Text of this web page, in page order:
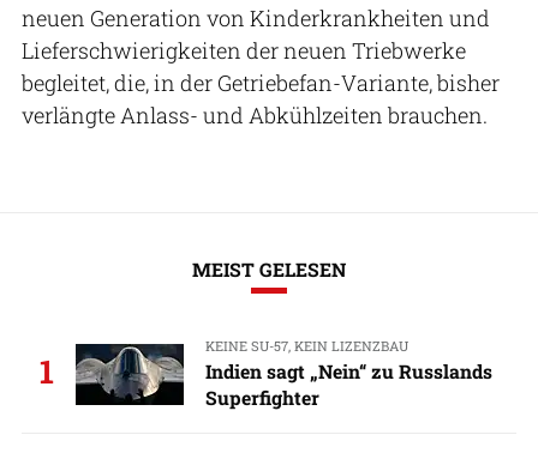
neuen Generation von Kinderkrankheiten und
Lieferschwierigkeiten der neuen Triebwerke
begleitet, die, in der Getriebefan-Variante, bisher
verlängte Anlass- und Abkühlzeiten brauchen.
MEIST GELESEN
1
KEINE SU-57, KEIN LIZENZBAU
Indien sagt „Nein“ zu Russlands
Superfighter